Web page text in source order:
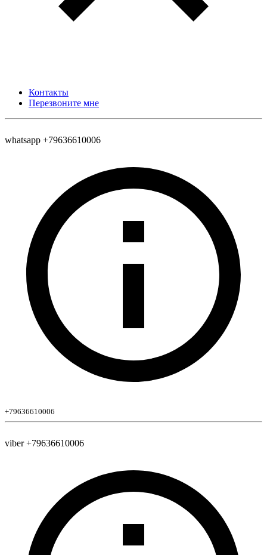
Контакты
Перезвоните мне
whatsapp +79636610006
+79636610006
viber +79636610006